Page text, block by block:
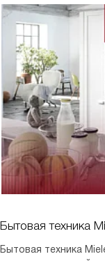
Бытовая техника
Бытовая техника